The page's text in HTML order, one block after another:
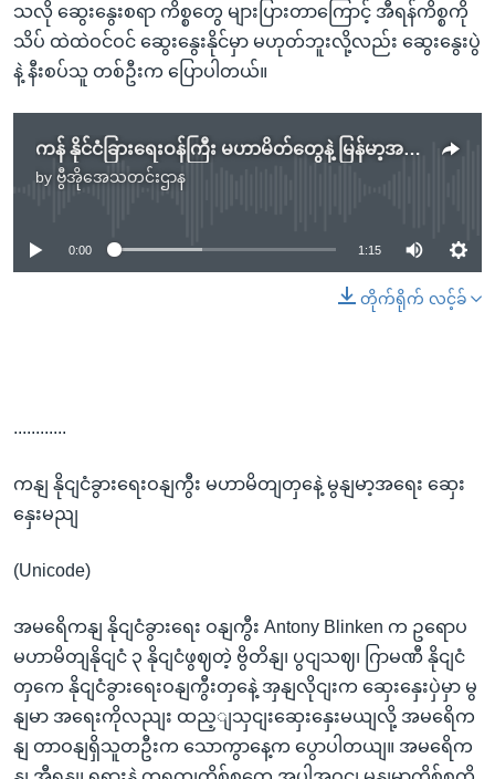
သလို ဆွေးနွေးစရာ ကိစ္စတွေ များပြားတာကြောင့် အီရန်ကိစ္စကို
သိပ် ထဲထဲဝင်ဝင် ဆွေးနွေးနိုင်မှာ မဟုတ်ဘူးလို့လည်း ဆွေးနွေးပွဲ
နဲ့ နီးစပ်သူ တစ်ဦးက ပြောပါတယ်။
ကန် နိုင်ငံခြားရေးဝန်ကြီး မဟာမိတ်တွေနဲ့ မြန်မာ့အရေး ဆွေးနွေးမည်
by ဗွီအိုအေသတင်းဌာန
No media source currently available
0:00 1:15
တိုက်ရိုက် လင့်ခ်
............
ကနျ နိုငျငံခွားရေးဝနျကွီး မဟာမိတျတှနေဲ့ မွနျမာ့အရေး ဆှေး
နှေးမညျ
(Unicode)
အမရေိကနျ နိုငျငံခွားရေး ဝနျကွီး Antony Blinken က ဥရောပ
မဟာမိတျနိုငျငံ ၃ နိုငျငံဖွဈတဲ့ ဗွိတိနျ၊ ပွငျသဈ၊ ဂြာမဏီ နိုငျငံ
တှကေ နိုငျငံခွားရေးဝနျကွီးတှနေဲ့ အှနျလိုငျးက ဆှေးနှေးပှဲမှာ မွ
နျမာ အရေးကိုလညျး ထည့ျသှငျးဆှေးနှေးမယျလို့ အမရေိက
နျ တာဝနျရှိသူတဦးက သောကွာနေ့က ပွောပါတယျ။ အမရေိက